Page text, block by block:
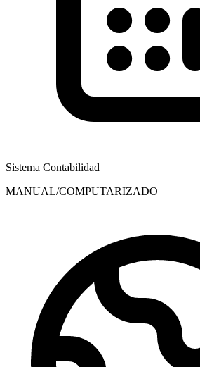
Sistema Contabilidad
MANUAL/COMPUTARIZADO